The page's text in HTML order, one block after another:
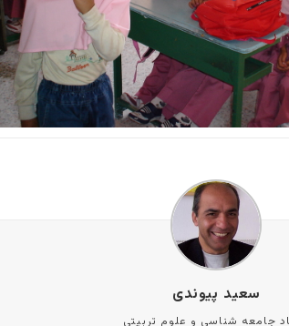
سعید پیوندی
جامعه شناسی و علوم تربیتی